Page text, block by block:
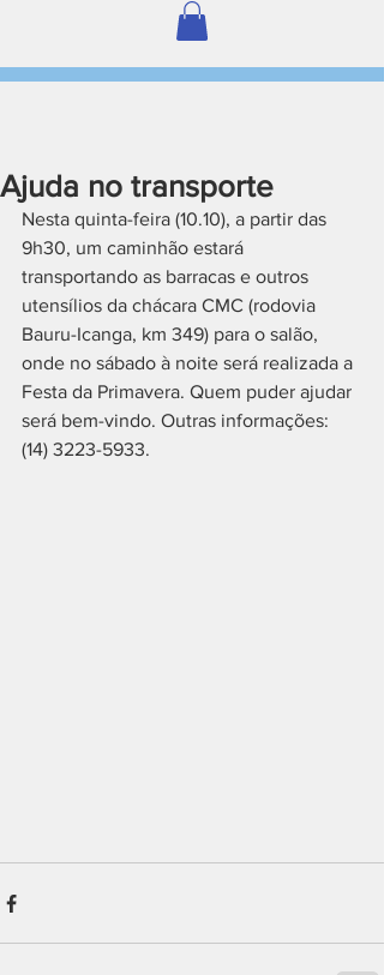
Ajuda no transporte
Nesta quinta-feira (10.10), a partir das
9h30, um caminhão estará
transportando as barracas e outros
utensílios da chácara CMC (rodovia
Bauru-Icanga, km 349) para o salão,
onde no sábado à noite será realizada a
Festa da Primavera. Quem puder ajudar
será bem-vindo. Outras informações:
(14) 3223-5933.